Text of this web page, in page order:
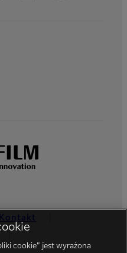
Kontakt
cookie” jest wyrażona